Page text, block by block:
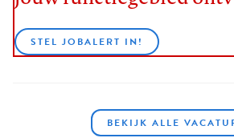
STEL JOBALERT IN!
BEKIJK ALLE